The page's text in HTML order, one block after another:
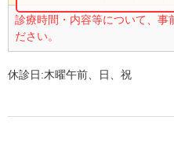
診療時間・内容等について、事
ださい。
休診日:木曜午前、日、祝